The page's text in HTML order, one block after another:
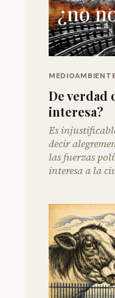
De verdad
interesa?
Es
decir
las fuerzas
interesa a la